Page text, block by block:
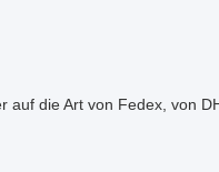
die Art von Fedex, von